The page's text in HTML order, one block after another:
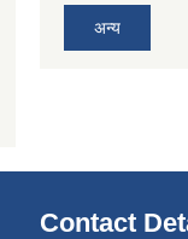
अन्य
Contact